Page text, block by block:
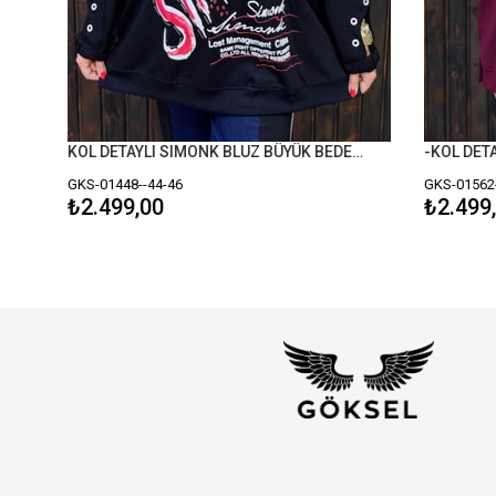
KOL DETAYLI SIMONK BLUZ BÜYÜK BEDEN SİYAH
GKS-01448--44-46
₺2.499,00
-KOL
GKS-01562--